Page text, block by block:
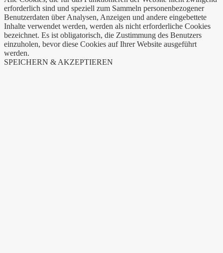
erforderlich sind und speziell zum Sammeln personenbezogener
Benutzerdaten über Analysen, Anzeigen und andere eingebettete
Inhalte verwendet werden, werden als nicht erforderliche Cookies
bezeichnet. Es ist obligatorisch, die Zustimmung des Benutzers
einzuholen, bevor diese Cookies auf Ihrer Website ausgeführt
werden.
SPEICHERN & AKZEPTIEREN